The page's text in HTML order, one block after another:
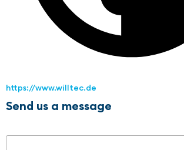
https://www.willtec.de
Send us a message